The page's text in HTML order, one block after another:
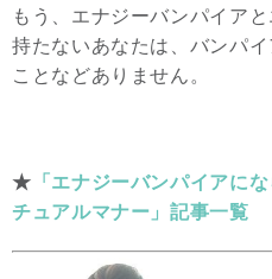
もう、エナジーバンパイア
持たないあなたは、バンパ
ことなどありません。
★ 「エナジーバンパイアに
チュアルマナー」記事一覧